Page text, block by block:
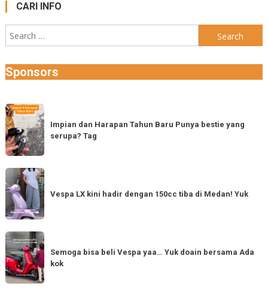
CARI INFO
Search
for:
Sponsors
Impian
dan
Harapan
Tahun
Baru
Punya
bestie
yang
Tag
Impian dan Harapan Tahun Baru Punya bestie yang
serupa? Tag
Vespa
LX
kini
hadir
dengan
150cc
tiba
di
Vespa LX kini hadir dengan 150cc tiba di Medan! Yuk
Semoga
bisa
beli
Vespa
Semoga bisa beli Vespa yaa… Yuk doain bersama Ada
kok